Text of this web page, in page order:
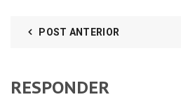
POST ANTERIOR
RESPONDER